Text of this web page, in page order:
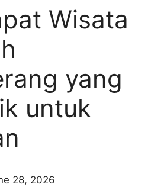
Wisata
yang
untuk
28, 2026